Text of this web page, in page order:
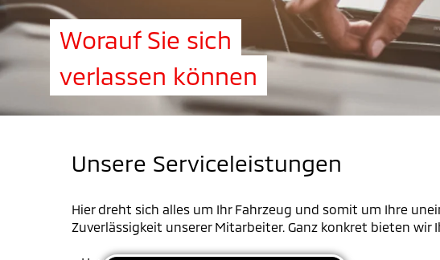
Worauf Sie sich
verlassen können
Unsere Serviceleistungen
Hier dreht sich alles um Ihr Fahrzeug und somit um Ihre
Zuverlässigkeit unserer Mitarbeiter. Ganz konkret bieten wir